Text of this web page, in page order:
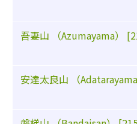
吾妻山 （Azumayama）
安達太良山 （